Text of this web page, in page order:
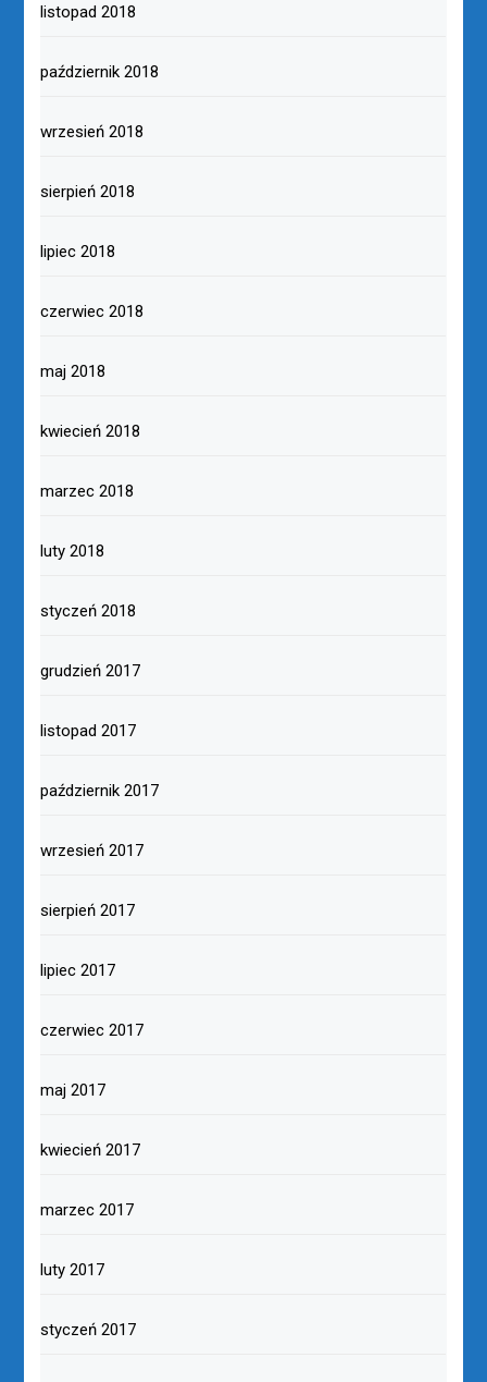
listopad 2018
październik 2018
wrzesień 2018
sierpień 2018
lipiec 2018
czerwiec 2018
maj 2018
kwiecień 2018
marzec 2018
luty 2018
styczeń 2018
grudzień 2017
listopad 2017
październik 2017
wrzesień 2017
sierpień 2017
lipiec 2017
czerwiec 2017
maj 2017
kwiecień 2017
marzec 2017
luty 2017
styczeń 2017